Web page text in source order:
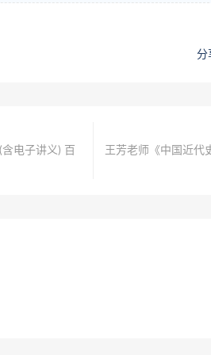
分
电子讲义) 百
王芳老师《中国近代